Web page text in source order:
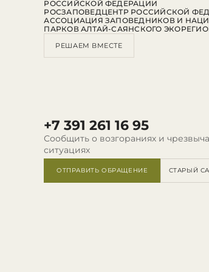
+7 391 261 16 95
Сообщить о возгораниях и
ситуациях
ОТПРАВИТЬ ОБРАЩЕНИЕ СТАРЫЙ
РОССИЙСКОЙ ФЕДЕРАЦИИ
РОСЗАПОВЕДЦЕНТР РОССИЙСКОЙ
АССОЦИАЦИЯ ЗАПОВЕДНИКОВ И
ПАРКОВ АЛТАЙ-САЯНСКОГО
РЕШАЕМ ВМЕСТЕ